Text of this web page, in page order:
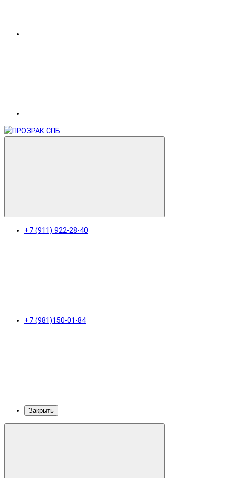
+7 (911) 922-28-40
+7 (981)150-01-84
Закрыть